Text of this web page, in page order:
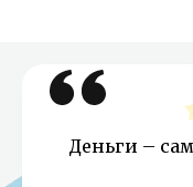
Деньги –